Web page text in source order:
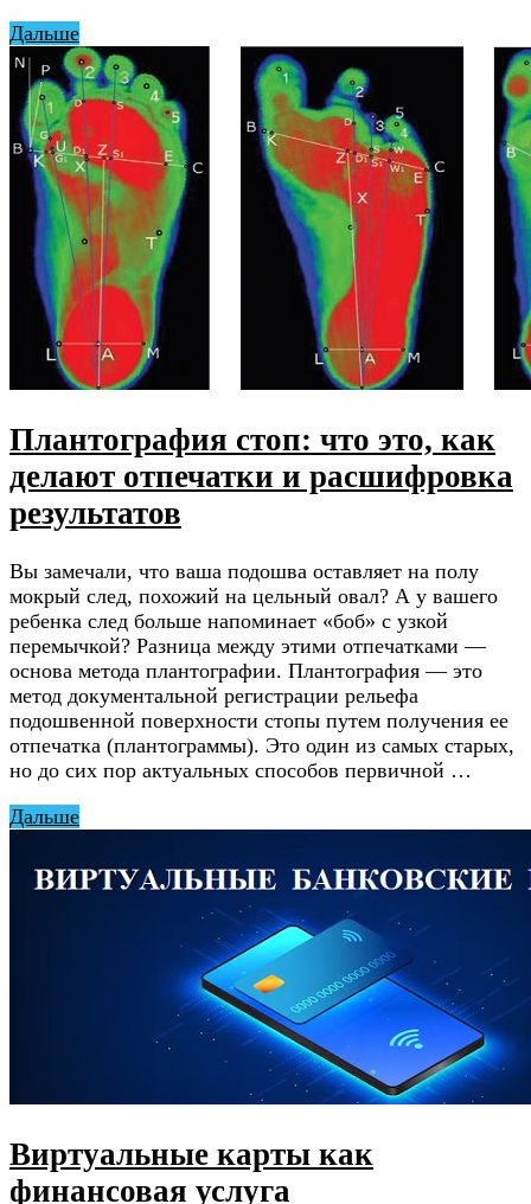
Дальше
Плантография стоп: что это, как
делают отпечатки и расшифровка
результатов
Вы замечали, что ваша подошва оставляет на полу
мокрый след, похожий на цельный овал? А у вашего
ребенка след больше напоминает «боб» с узкой
перемычкой? Разница между этими отпечатками —
основа метода плантографии. Плантография — это
метод документальной регистрации рельефа
подошвенной поверхности стопы путем получения ее
отпечатка (плантограммы). Это один из самых старых,
но до сих пор актуальных способов первичной …
Дальше
Виртуальные карты как
финансовая услуга